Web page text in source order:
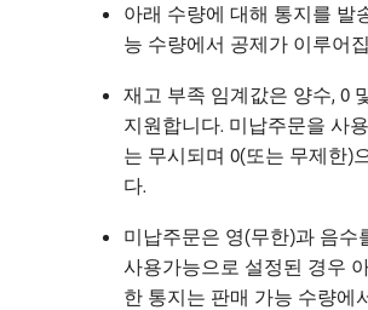
아래 수량에 대해 통지를 발
능 수량에서 공제가 이루어
재고 부족 임계값은 양수, 0
지원합니다. 미납주문을 사
는 무시되며 0(또는 무제한)
다.
미납주문은 영(무한)과 음수
사용가능으로 설정된 경우
한 통지는 판매 가능 수량에